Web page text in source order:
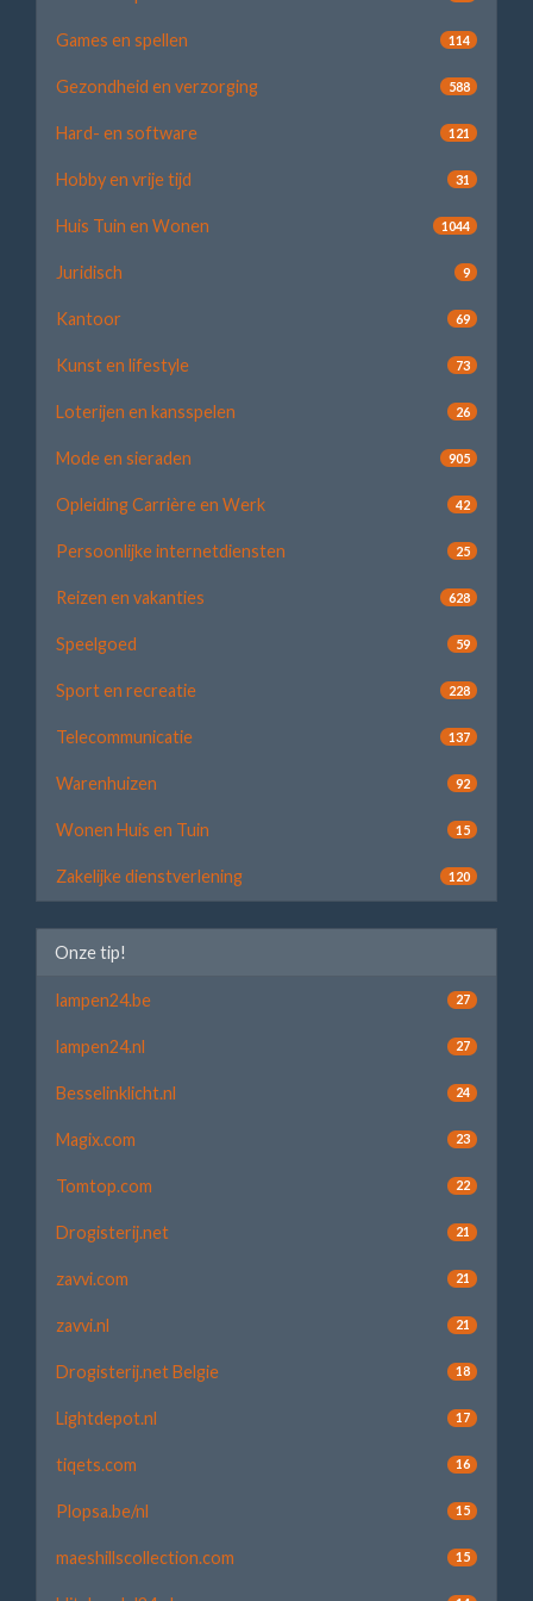
Games en spellen 114
Gezondheid en verzorging 588
Hard- en software 121
Hobby en vrije tijd 31
Huis Tuin en Wonen 1044
Juridisch 9
Kantoor 69
Kunst en lifestyle 73
Loterijen en kansspelen 26
Mode en sieraden 905
Opleiding Carrière en Werk 42
Persoonlijke internetdiensten 25
Reizen en vakanties 628
Speelgoed 59
Sport en recreatie 228
Telecommunicatie 137
Warenhuizen 92
Wonen Huis en Tuin 15
Zakelijke dienstverlening 120
Onze tip!
lampen24.be 27
lampen24.nl 27
Besselinklicht.nl 24
Magix.com 23
Tomtop.com 22
Drogisterij.net 21
zavvi.com 21
zavvi.nl 21
Drogisterij.net Belgie 18
Lightdepot.nl 17
tiqets.com 16
Plopsa.be/nl 15
maeshillscollection.com 15